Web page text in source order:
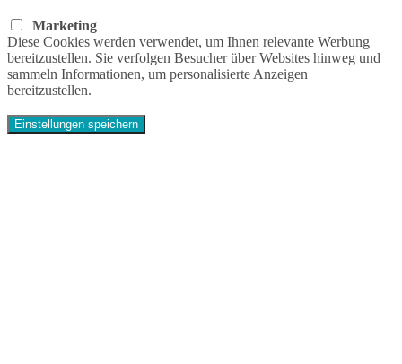
Marketing
Diese Cookies werden verwendet, um Ihnen relevante Werbung
bereitzustellen. Sie verfolgen Besucher über Websites hinweg und
sammeln Informationen, um personalisierte Anzeigen
bereitzustellen.
Einstellungen speichern